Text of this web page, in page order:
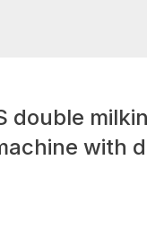
double
with